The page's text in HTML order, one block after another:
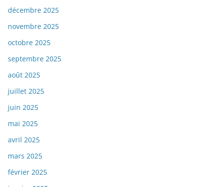
décembre 2025
novembre 2025
octobre 2025
septembre 2025
août 2025
juillet 2025
juin 2025
mai 2025
avril 2025
mars 2025
février 2025